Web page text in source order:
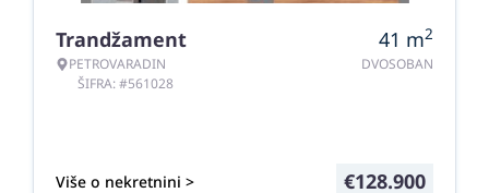
Trandžament
PETROVARADIN
ŠIFRA: #561028
41 m2
DVOSOBAN
Više o nekretnini > €128.900